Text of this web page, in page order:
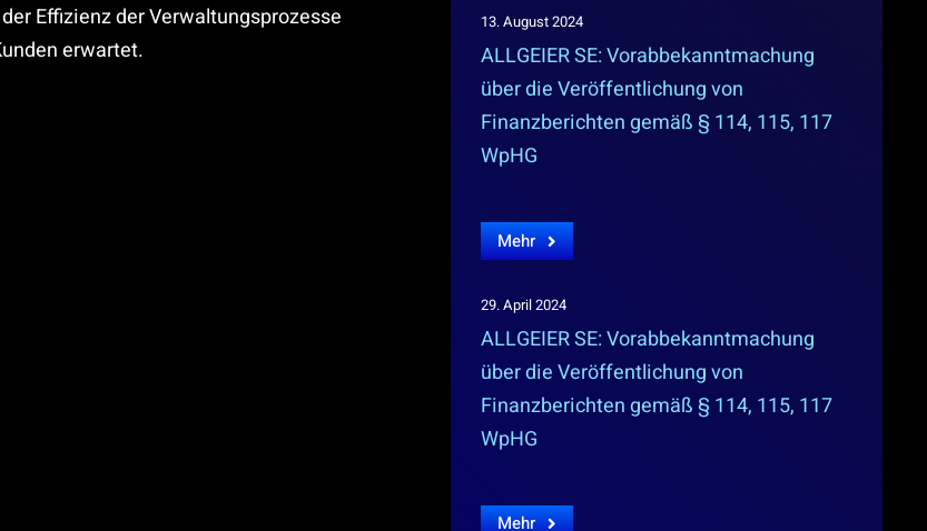
Effizienz der Verwaltungsprozesse
erwartet.
13. August 2024
ALLGEIER SE: Vorabbekanntmachung
über die Veröffentlichung von
Finanzberichten gemäß § 114, 115, 117
WpHG
Mehr
29. April 2024
ALLGEIER SE: Vorabbekanntmachung
über die Veröffentlichung von
Finanzberichten gemäß § 114, 115, 117
WpHG
Mehr